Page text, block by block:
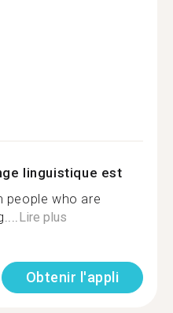
linguistique est
people who are
Lire plus
Obtenir l'appli